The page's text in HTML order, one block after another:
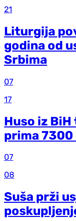
21
Liturgija
godina od
Srbima
07
17
Huso iz
prima
07
08
Suša prži